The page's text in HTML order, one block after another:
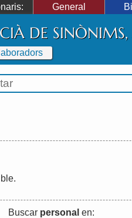
General
DE
.
Buscar personal en: